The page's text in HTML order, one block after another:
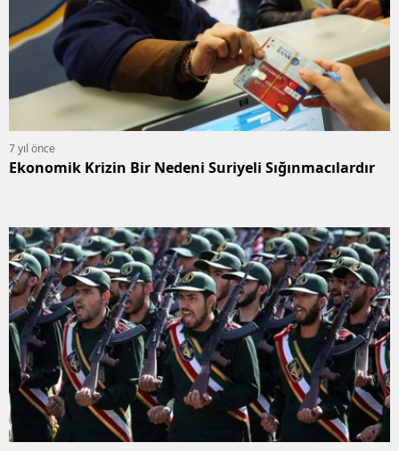
7 yıl önce
Ekonomik Krizin Bir Nedeni Suriyeli Sığınmacılardır